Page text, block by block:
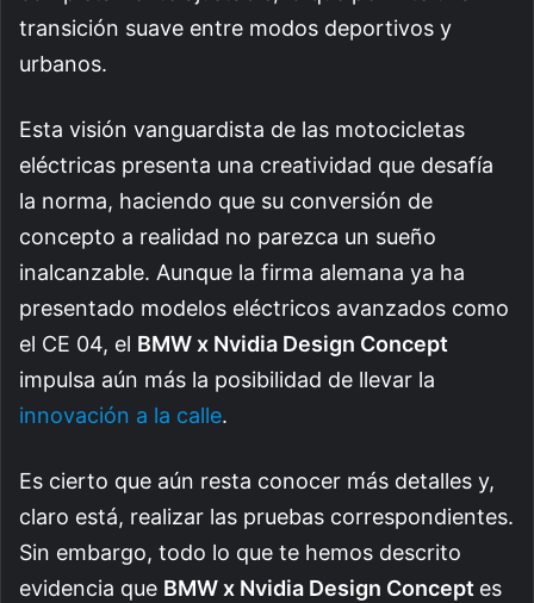
transición suave entre modos deportivos y
urbanos.
Esta visión vanguardista de las motocicletas
eléctricas presenta una creatividad que desafía
la norma, haciendo que su conversión de
concepto a realidad no parezca un sueño
inalcanzable. Aunque la firma alemana ya ha
presentado modelos eléctricos avanzados como
el CE 04, el BMW x Nvidia Design Concept
impulsa aún más la posibilidad de llevar la
innovación a la calle.
Es cierto que aún resta conocer más detalles y,
claro está, realizar las pruebas correspondientes.
Sin embargo, todo lo que te hemos descrito
evidencia que BMW x Nvidia Design Concept es